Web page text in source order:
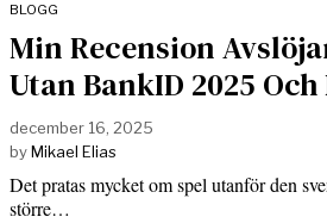
BLOGG
Min Recension
Utan BankID 2025
december 16, 2025
byMikael Elias
Det pratas mycket om spel utanför den
större…